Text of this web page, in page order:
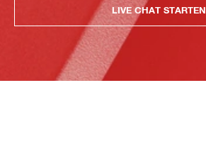
LIVE CHAT STARTEN